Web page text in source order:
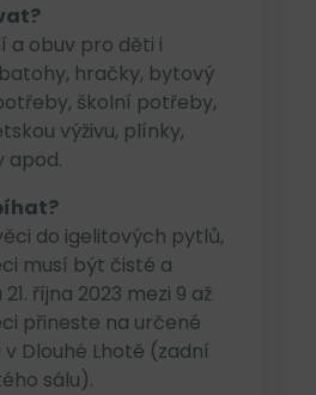
a obuv pro děti i
hračky, bytový
školní potřeby,
výživu, plínky,
apod.
do igelitových pytlů,
musí být čisté a
října 2023 mezi 9 až
přineste na určené
Dlouhé Lhotě (zadní
sálu).